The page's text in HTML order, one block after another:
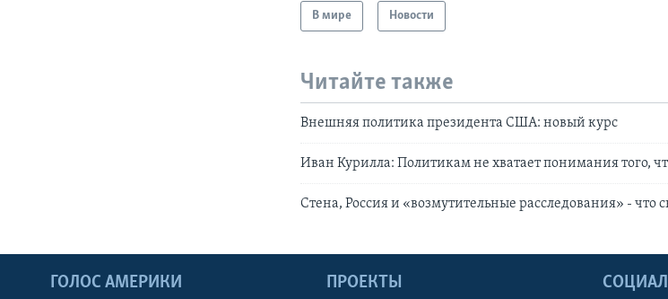
В мире Новости
Читайте также
Внешняя политика президента США: новый курс
Иван Курилла: Политикам не хватает понимания того,
Cтена, Россия и «возмутительные расследования» - что
ГОЛОС АМЕРИКИ ПРОЕКТЫ